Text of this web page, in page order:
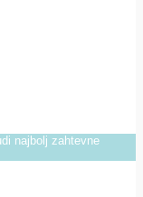
najbolj zahtevne